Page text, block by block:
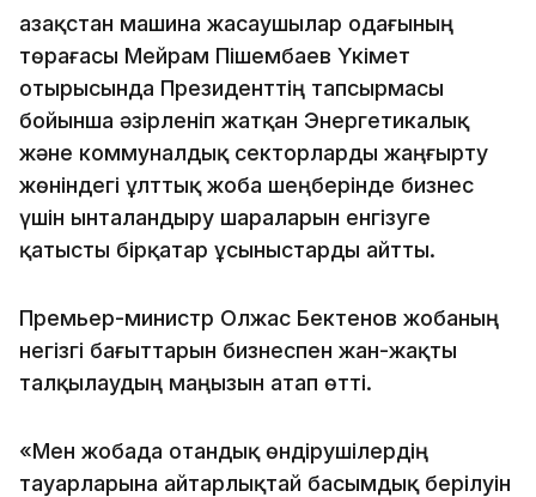
Қазақстан машина жасаушылар одағының
төрағасы Мейрам Пішембаев Үкімет
отырысында Президенттің тапсырмасы
бойынша әзірленіп жатқан Энергетикалық
және коммуналдық секторларды жаңғырту
жөніндегі ұлттық жоба шеңберінде бизнес
үшін ынталандыру шараларын енгізуге
қатысты бірқатар ұсыныстарды айтты.
Премьер-министр Олжас Бектенов жобаның
негізгі бағыттарын бизнеспен жан-жақты
талқылаудың маңызын атап өтті.
«Мен жобада отандық өндірушілердің
тауарларына айтарлықтай басымдық берілуін